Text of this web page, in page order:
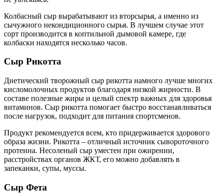
Колбасный сыр вырабатывают из вторсырья, а именно из
сычужного некондиционного сырья. В лучшем случае этот
сорт производится в коптильной дымовой камере, где
колбаски находятся несколько часов.
Сыр Рикотта
Диетический творожный сыр рикотта намного лучше многих
кисломолочных продуктов благодаря низкой жирности. В
составе полезные жиры и целый спектр важных для здоровья
витаминов. Сыр рикотта помогает быстро восстанавливаться
после нагрузок, подходит для питания спортсменов.
Продукт рекомендуется всем, кто придерживается здорового
образа жизни. Рикотта – отличный источник сывороточного
протеина. Несоленый сыр уместен при ожирении,
расстройствах органов ЖКТ, его можно добавлять в
запеканки, супы, муссы.
Сыр Фета